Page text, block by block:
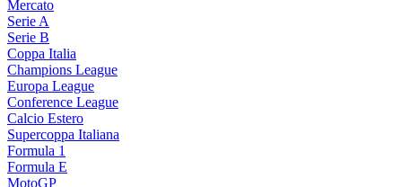
Mercato
Serie A
Serie B
Coppa Italia
Champions League
Europa League
Conference League
Calcio Estero
Supercoppa Italiana
Formula 1
Formula E
MotoGP